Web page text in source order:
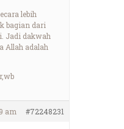
lebih
bagian dari
Jadi dakwah
Allah adalah
am #72248231